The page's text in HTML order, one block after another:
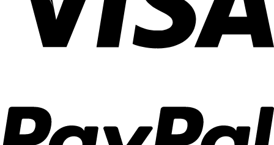
ลงตัว
ตกแต่ง
บ้าน